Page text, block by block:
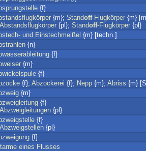
{f}
{m}; Standoff-Flugkörper {m}
Abstandsflugkörper {pl}; Standoff-Flugkörper {pl}
und Einstechmeißel {m} [techn.]
{n}
{f}
{m}
{f}
{f}; Abzockerei {f}; Nepp {m}; Abriss {m}
{m}
{f}
Abzweigleitungen {pl}
{f}
Abzweigstellen {pl}
{f}
eines Flusses